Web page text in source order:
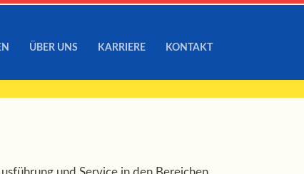
ÜBER UNS KARRIERE KONTAKT